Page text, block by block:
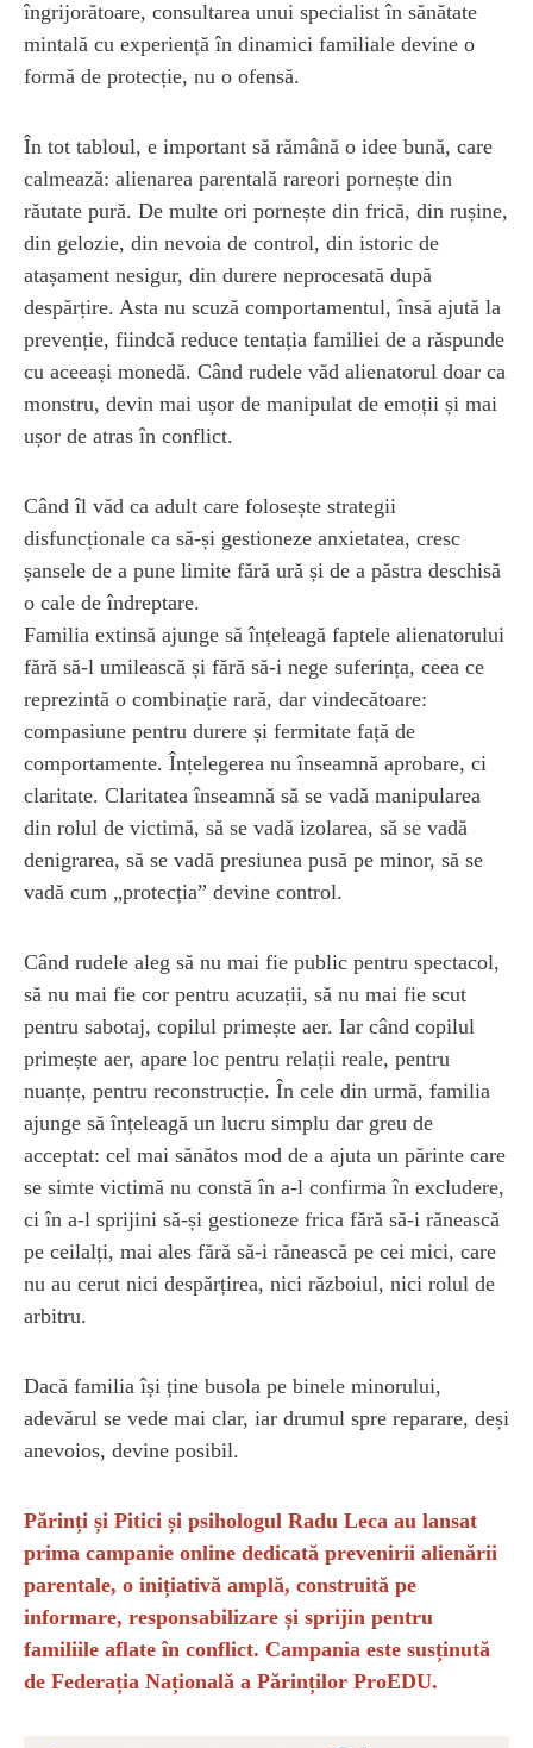
îngrijorătoare, consultarea unui specialist în sănătate
mintală cu experiență în dinamici familiale devine o
formă de protecție, nu o ofensă.
În tot tabloul, e important să rămână o idee bună, care
calmează: alienarea parentală rareori pornește din
răutate pură. De multe ori pornește din frică, din rușine,
din gelozie, din nevoia de control, din istoric de
atașament nesigur, din durere neprocesată după
despărțire. Asta nu scuză comportamentul, însă ajută la
prevenție, fiindcă reduce tentația familiei de a răspunde
cu aceeași monedă. Când rudele văd alienatorul doar ca
monstru, devin mai ușor de manipulat de emoții și mai
ușor de atras în conflict.
Când îl văd ca adult care folosește strategii
disfuncționale ca să-și gestioneze anxietatea, cresc
șansele de a pune limite fără ură și de a păstra deschisă
o cale de îndreptare.
Familia extinsă ajunge să înțeleagă faptele alienatorului
fără să-l umilească și fără să-i nege suferința, ceea ce
reprezintă o combinație rară, dar vindecătoare:
compasiune pentru durere și fermitate față de
comportamente. Înțelegerea nu înseamnă aprobare, ci
claritate. Claritatea înseamnă să se vadă manipularea
din rolul de victimă, să se vadă izolarea, să se vadă
denigrarea, să se vadă presiunea pusă pe minor, să se
vadă cum „protecția” devine control.
Când rudele aleg să nu mai fie public pentru spectacol,
să nu mai fie cor pentru acuzații, să nu mai fie scut
pentru sabotaj, copilul primește aer. Iar când copilul
primește aer, apare loc pentru relații reale, pentru
nuanțe, pentru reconstrucție. În cele din urmă, familia
ajunge să înțeleagă un lucru simplu dar greu de
acceptat: cel mai sănătos mod de a ajuta un părinte care
se simte victimă nu constă în a-l confirma în excludere,
ci în a-l sprijini să-și gestioneze frica fără să-i rănească
pe ceilalți, mai ales fără să-i rănească pe cei mici, care
nu au cerut nici despărțirea, nici războiul, nici rolul de
arbitru.
Dacă familia își ține busola pe binele minorului,
adevărul se vede mai clar, iar drumul spre reparare, deși
anevoios, devine posibil.
Părinți și Pitici și psihologul Radu Leca au lansat
prima campanie online dedicată prevenirii alienării
parentale, o inițiativă amplă, construită pe
informare, responsabilizare și sprijin pentru
familiile aflate în conflict. Campania este susținută
de Federația Națională a Părinților ProEDU.